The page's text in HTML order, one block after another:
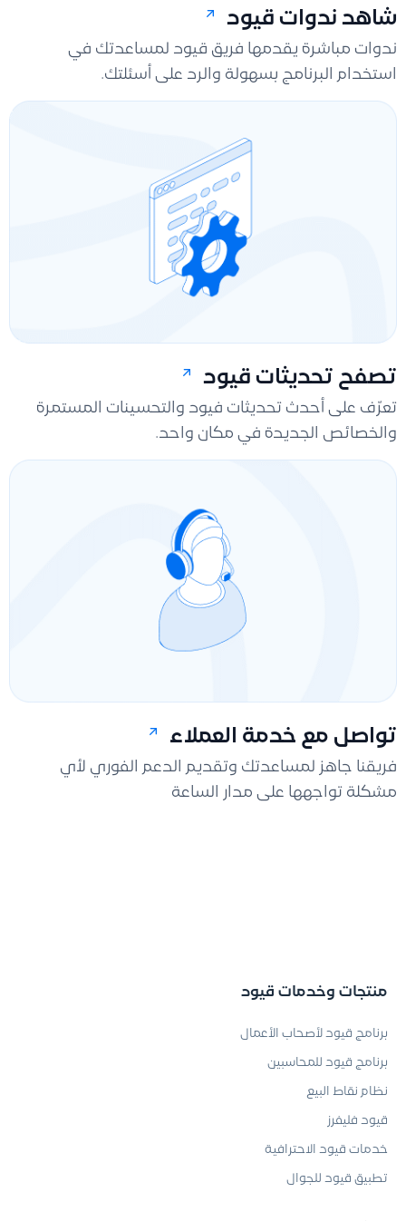
شاهد ندوات قيود
ندوات مباشرة يقدمها فريق قيود لمساعدتك في
استخدام البرنامج بسهولة والرد على أسئلتك.
تصفح تحديثات قيود
تعرّف على أحدث تحديثات فيود والتحسينات المستمرة
والخصائص الجديدة في مكان واحد.
تواصل مع خدمة العملاء
فريقنا جاهز لمساعدتك وتقديم الدعم الفوري لأي
مشكلة تواجهها على مدار الساعة
منتجات وخدمات قيود
برنامج قيود لأصحاب الأعمال
برنامج قيود للمحاسبين
نظام نقاط البيع
قيود فليفرز
خدمات قيود الاحترافية
تطبيق قيود للجوال